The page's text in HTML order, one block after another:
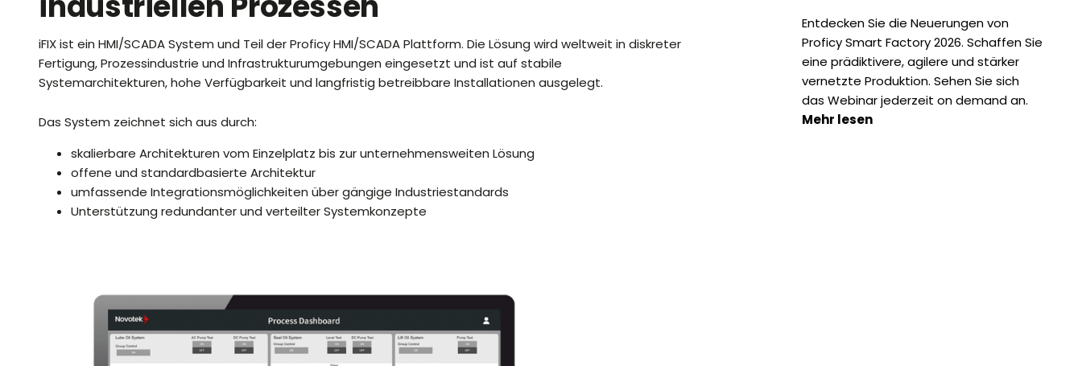
iFIX ist ein HMI/SCADA System und Teil der Proficy HMI/SCADA Plattform. Die Lösung wird weltweit in diskreter
Fertigung, Prozessindustrie und Infrastrukturumgebungen eingesetzt und ist auf stabile
Systemarchitekturen, hohe Verfügbarkeit und langfristig betreibbare Installationen ausgelegt.
Das System zeichnet sich aus durch:
skalierbare Architekturen vom Einzelplatz bis zur unternehmensweiten Lösung
offene und standardbasierte Architektur
umfassende Integrationsmöglichkeiten über gängige Industriestandards
Unterstützung redundanter und verteilter Systemkonzepte
Entdecken Sie die Neuerungen von
Proficy Smart Factory 2026. Schaffen Sie
eine prädiktivere, agilere und stärker
vernetzte Produktion. Sehen Sie sich
das Webinar jederzeit on demand an.
Mehr lesen